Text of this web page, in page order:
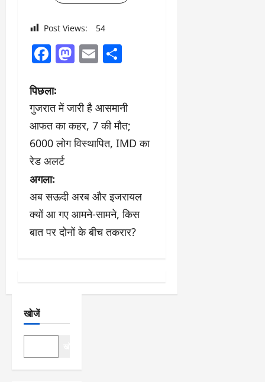
Post Views: 54
Facebook
Mastodon
Email
पो
स्ट
ने
वि
गे
श
न
पिछला:
गुजरात में जारी है आसमानी
आफत का कहर, 7 की मौत;
6000 लोग विस्थापित, IMD का
रेड अलर्ट
अगला:
अब सऊदी अरब और इजरायल
क्यों आ गए आमने-सामने, किस
बात पर दोनों के बीच तकरार?
खोजें